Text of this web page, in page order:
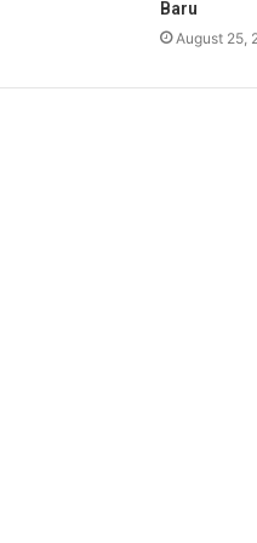
Baru
August 25,